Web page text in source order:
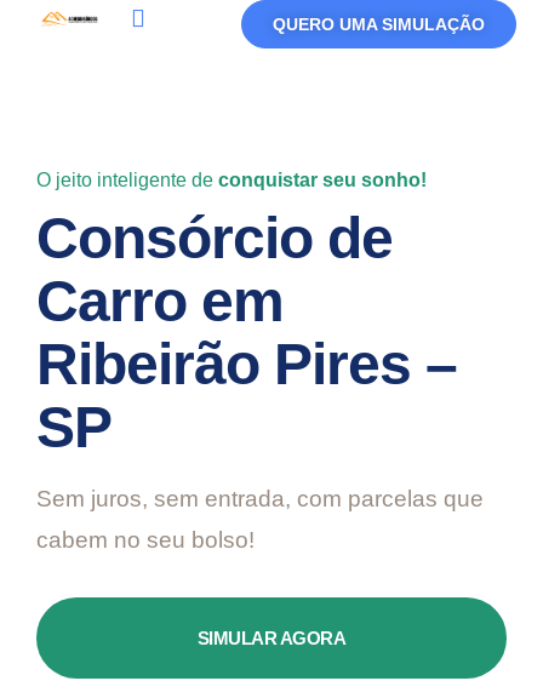
QUERO UMA SIMULAÇÃO
O jeito inteligente de conquistar seu sonho!
Consórcio de
Carro em
Ribeirão Pires –
SP
Sem juros, sem entrada, com parcelas que
cabem no seu bolso!
SIMULAR AGORA